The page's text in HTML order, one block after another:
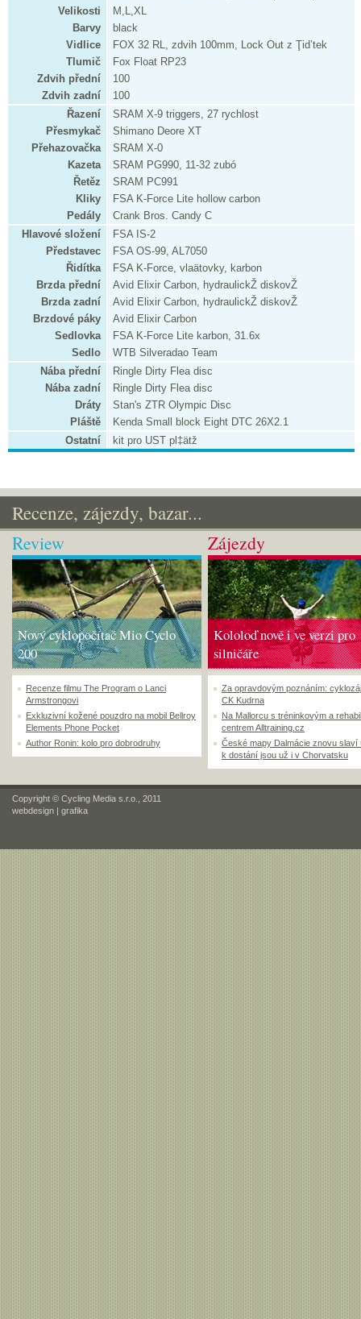
Velikosti
M,L,XL
Barvy
black
Vidlice
FOX 32 RL, zdvih 100mm, Lock Out z Ţid’tek
Tlumič
Fox Float RP23
Zdvih přední
100
Zdvih zadní
100
Řazení
SRAM X-9 triggers, 27 rychlost
Přesmykač
Shimano Deore XT
Přehazovačka
SRAM X-0
Kazeta
SRAM PG990, 11-32 zubó
Řetěz
SRAM PC991
Kliky
FSA K-Force Lite hollow carbon
Pedály
Crank Bros. Candy C
Hlavové složení
FSA IS-2
Představec
FSA OS-99, AL7050
Řidítka
FSA K-Force, vlaätovky, karbon
Brzda přední
Avid Elixir Carbon, hydraulickŽ diskovŽ
Brzda zadní
Avid Elixir Carbon, hydraulickŽ diskovŽ
Brzdové páky
Avid Elixir Carbon
Sedlovka
FSA K-Force Lite karbon, 31.6x
Sedlo
WTB Silveradao Team
Nába přední
Ringle Dirty Flea disc
Nába zadní
Ringle Dirty Flea disc
Dráty
Stan's ZTR Olympic Disc
Pláště
Kenda Small block Eight DTC 26X2.1
Ostatní
kit pro UST pl‡ätž
Recenze, zájezdy, bazar...
Review
Nový cyklopočítač Mio Cyclo
200
Recenze filmu The Program o Lanci
Armstrongovi
Exkluzivní kožené pouzdro na mobil Bellroy
Elements Phone Pocket
Author Ronin: kolo pro dobrodruhy
Zájezdy
Kololoď nově i ve verzi pro
silničáře
Za opravdovým poznáním:
CK Kudrna
Na Mallorcu s tréninkovým a
centrem Alltraining.cz
České mapy Dalmácie znovu slaví
k dostání jsou už i v Chorvatsku
Copyright © Cycling Media s.r.o., 2011
webdesign | grafika